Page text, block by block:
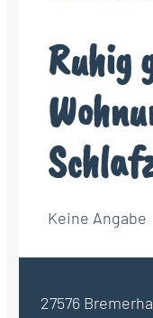
Ruhig
Keine Angabe
27576